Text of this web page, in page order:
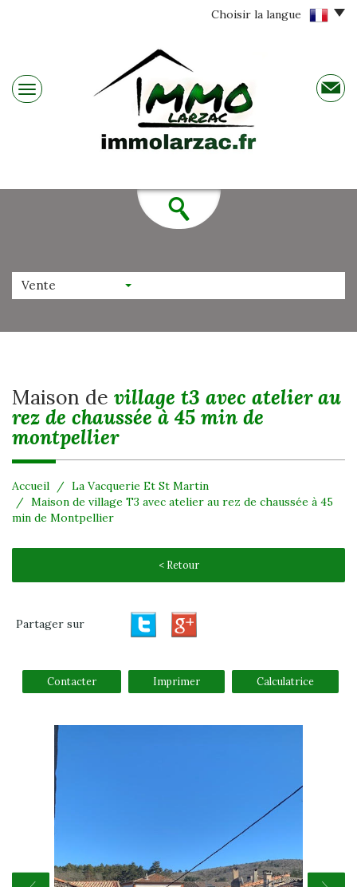
Choisir la langue
Vente
maison de village t3 avec atelier au
rez de chaussée à 45 min de
montpellier
Accueil
La Vacquerie Et St Martin
Maison de village T3 avec atelier au rez de chaussée à 45
min de Montpellier
< Retour
Partager sur
Contacter Imprimer Calculatrice